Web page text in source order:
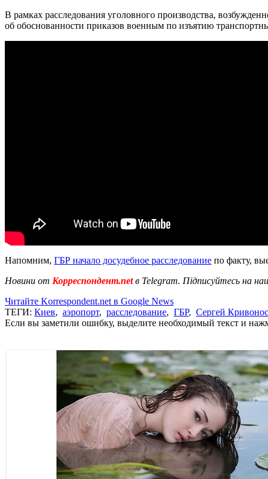
В рамках расследования уголовного производства,
об обоснованности приказов военным по изъятию
Напомним, ГБР начало досудебное расследование по факту,
Новини от Корреспондент.netв Telegram. Підписуйтесь на
Читайте Korrespondent.net в Google News
ТЕГИ: Киев, аэропорт, расследование, ГБР, Сергей Кривонос
Если вы заметили ошибку, выделите необходимый текст и